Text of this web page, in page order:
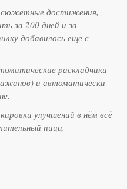
сюжетные достижения,
за 200 дней и за
добавилось еще с
раскладчики
и автоматически
улучшений в нём всё
пицц.